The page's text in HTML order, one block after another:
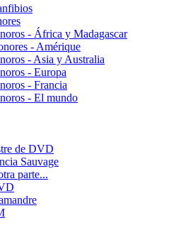
- África y Madagascar
- Amérique
- Asia y Australia
- Europa
- Francia
- El mundo
de DVD
Sauvage
parte...